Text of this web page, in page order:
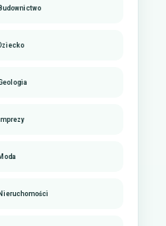
Budownictwo
Dziecko
Imprezy
Moda
Nieruchomości